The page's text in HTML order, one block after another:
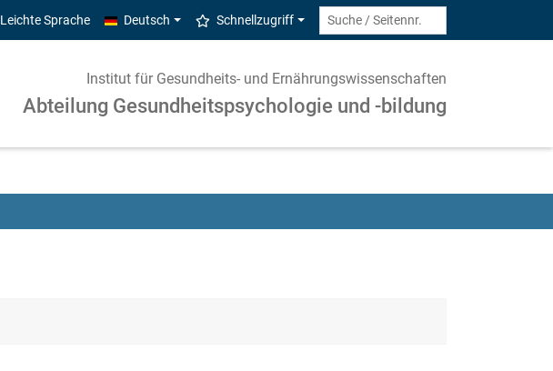
Leichte Sprache Deutsch Schnellzugriff
Institut für Gesundheits- und Ernährungswissenschaften
Abteilung Gesundheitspsychologie und -bildung